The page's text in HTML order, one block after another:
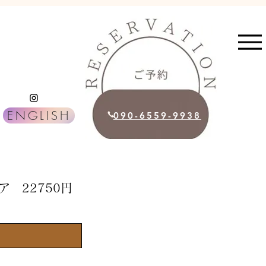
ENGLISH 090-6559-9938
ア 22750円